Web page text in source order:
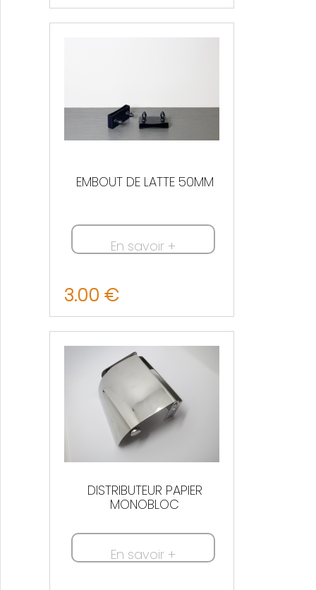
EMBOUT DE LATTE 50MM
En savoir +
3.00 €
Nous contacter
DISTRIBUTEUR PAPIER
MONOBLOC
En savoir +